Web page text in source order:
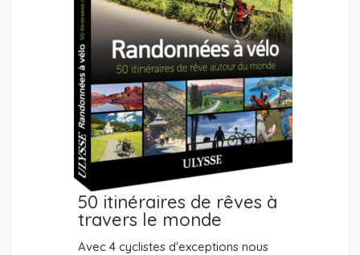
50 itinéraires de rêves à
travers le monde
Avec 4 cyclistes d'exceptions nous